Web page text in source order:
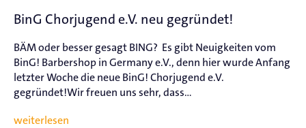
BinG Chorjugend e.V. neu gegründet!
BÄM oder besser gesagt BING? Es gibt Neuigkeiten vom
BinG! Barbershop in Germany e.V., denn hier wurde Anfang
letzter Woche die neue BinG! Chorjugend e.V.
gegründet!Wir freuen uns sehr, dass...
weiterlesen